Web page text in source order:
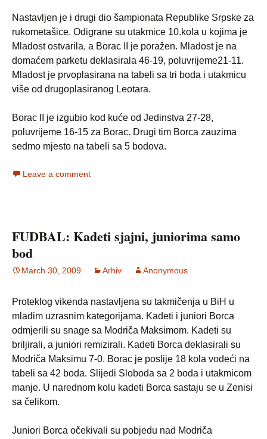
Nastavljen je i drugi dio šampionata Republike Srpske za
rukometašice. Odigrane su utakmice 10.kola u kojima je
Mladost ostvarila, a Borac II je poražen. Mladost je na
domaćem parketu deklasirala 46-19, poluvrijeme21-11.
Mladost je prvoplasirana na tabeli sa tri boda i utakmicu
više od drugoplasiranog Leotara.
Borac II je izgubio kod kuće od Jedinstva 27-28,
poluvrijeme 16-15 za Borac. Drugi tim Borca zauzima
sedmo mjesto na tabeli sa 5 bodova.
Leave a comment
FUDBAL: Kadeti sjajni, juniorima samo
bod
March 30, 2009 Arhiv Anonymous
Proteklog vikenda nastavljena su takmičenja u BiH u
mlađim uzrasnim kategorijama. Kadeti i juniori Borca
odmjerili su snage sa Modriča Maksimom. Kadeti su
briljirali, a juniori remizirali. Kadeti Borca deklasirali su
Modriča Maksimu 7-0. Borac je poslije 18 kola vodeći na
tabeli sa 42 boda. Slijedi Sloboda sa 2 boda i utakmicom
manje. U narednom kolu kadeti Borca sastaju se u Zenisi
sa čelikom.
Juniori Borca očekivali su pobjedu nad Modriča